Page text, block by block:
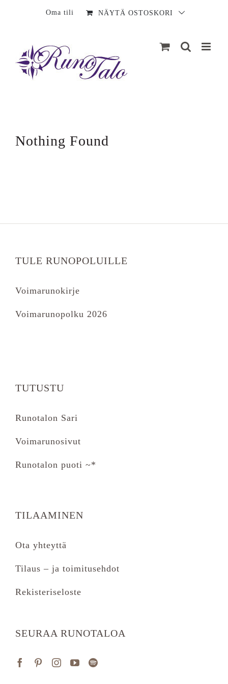
Oma tili NÄYTÄ OSTOSKORI
Nothing Found
TULE RUNOPOLUILLE
Voimarunokirje
Voimarunopolku 2026
TUTUSTU
Runotalon Sari
Voimarunosivut
Runotalon puoti ~*
TILAAMINEN
Ota yhteyttä
Tilaus – ja toimitusehdot
Rekisteriseloste
SEURAA RUNOTALOA